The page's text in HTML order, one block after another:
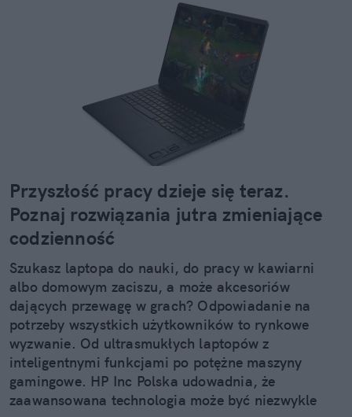
Przyszłość pracy dzieje się teraz.
Poznaj rozwiązania jutra zmieniające
codzienność
Szukasz laptopa do nauki, do pracy w kawiarni
albo domowym zaciszu, a może akcesoriów
dających przewagę w grach? Odpowiadanie na
potrzeby wszystkich użytkowników to rynkowe
wyzwanie. Od ultrasmukłych laptopów z
inteligentnymi funkcjami po potężne maszyny
gamingowe. HP Inc Polska udowadnia, że
zaawansowana technologia może być niezwykle